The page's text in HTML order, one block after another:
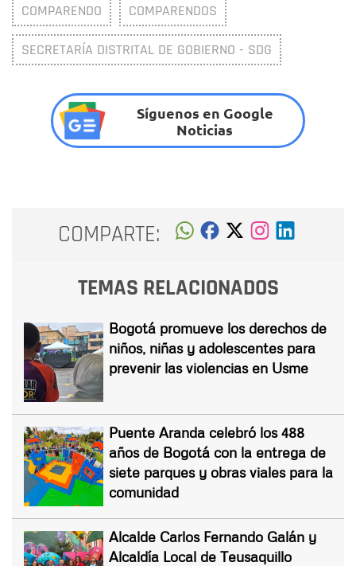
COMPARENDO COMPARENDOS
SECRETARÍA DISTRITAL DE GOBIERNO - SDG
Síguenos en Google
Noticias
COMPARTE:
TEMAS RELACIONADOS
Bogotá promueve los derechos de
niños, niñas y adolescentes para
prevenir las violencias en Usme
Puente Aranda celebró los 488
años de Bogotá con la entrega de
siete parques y obras viales para la
comunidad
Alcalde Carlos Fernando Galán y
Alcaldía Local de Teusaquillo